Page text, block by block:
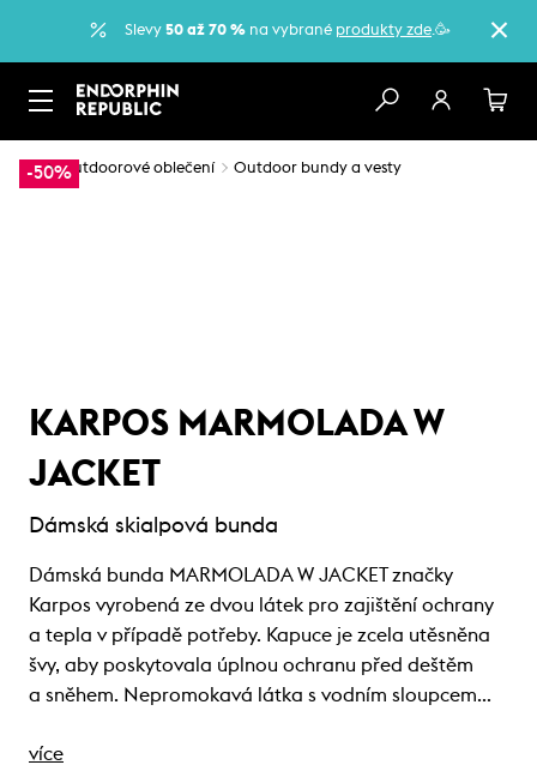
Slevy 50 až 70 % na vybrané produkty zde.🥳
-50%
… Outdoorové oblečení Outdoor bundy a vesty
KARPOS MARMOLADA W
JACKET
Dámská skialpová bunda
Dámská bunda MARMOLADA W JACKET značky
Karpos vyrobená ze dvou látek pro zajištění ochrany
a tepla v případě potřeby. Kapuce je zcela utěsněna
švy, aby poskytovala úplnou ochranu před deštěm
a sněhem. Nepromokavá látka s vodním sloupcem…
více